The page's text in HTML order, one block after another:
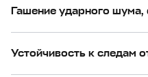
Гашение ударного шума,
Устойчивость к следам